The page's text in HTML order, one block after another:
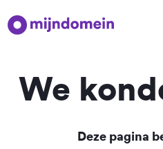
We
Deze pagina